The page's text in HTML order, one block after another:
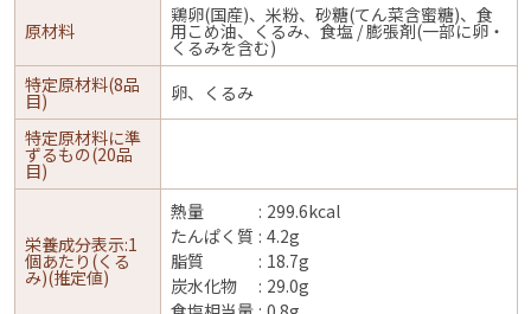
原材料
鶏卵(国産)、米粉、砂糖(てん菜含蜜糖)、食
用こめ油、くるみ、食塩 / 膨張剤(一部に卵・
くるみを含む)
特定原材料(8品
目)
卵、くるみ
特定原材料に準
ずるもの(20品
目)
栄養成分表示:1
個あたり(くる
み)(推定値)
熱量
299.6kcal
たんぱく質 4.2g
脂質
18.7g
炭水化物
29.0g